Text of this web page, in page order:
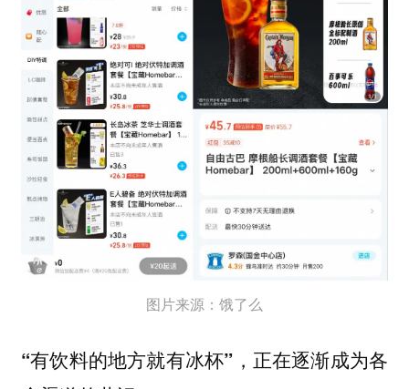
图片来源：饿了么
“有饮料的地方就有冰杯”，正在逐渐成为各